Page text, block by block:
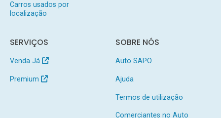
Carros usados por
localização
SERVIÇOS
Venda Já
Premium
SOBRE NÓS
Auto SAPO
Ajuda
Termos de utilização
Comerciantes no Auto